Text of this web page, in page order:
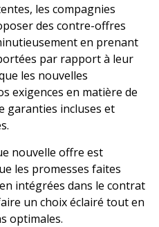
les compagnies
des contre-offres
en prenant
par rapport à leur
les nouvelles
exigences en matière de
garanties incluses et
nouvelle offre est
les promesses faites
intégrées dans le contrat
un choix éclairé tout en
optimales.